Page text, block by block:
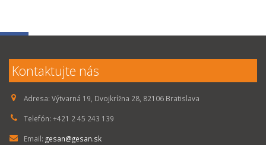
Kontaktujte nás
Adresa: Výtvarná 19, Dvojkrížna 28, 82106 Bratislava
Telefón: +421 2 45 243 139
Email: gesan@gesan.sk